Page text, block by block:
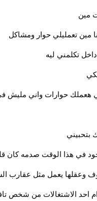
مين
مين تعمليلي حوار ومشاكل
تكلمني ليه
حوارات واني مليش
في هذا الوقت صدمه كان
وعقلها يعمل مثل عقارب
احد الاشتغالات من شخص